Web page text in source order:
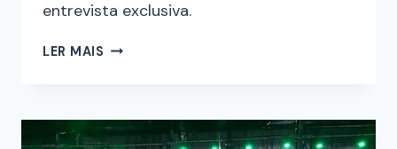
entrevista exclusiva.
LER MAIS